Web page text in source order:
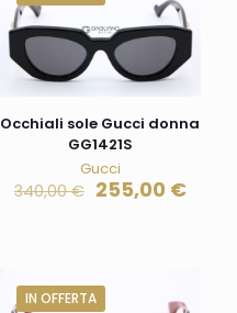
Occhiali sole Gucci donna
GG1421S
Gucci
340,00€ 255,00 €
IN OFFERTA